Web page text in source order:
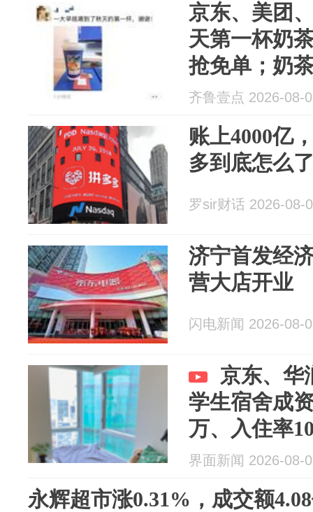
京东、美团
天第一杯奶
抢免单；奶
500杯，有门
齐鲁壹点 2026-08-
账上4000亿
多到底怎么
罗sir财话 2026-08-
济宁首发经
营大店开业
闪电新闻 2026-08-
京东、华
学生宿舍成
万、入住率
界面新闻 2026-08-
永辉超市涨0.31%，成交额